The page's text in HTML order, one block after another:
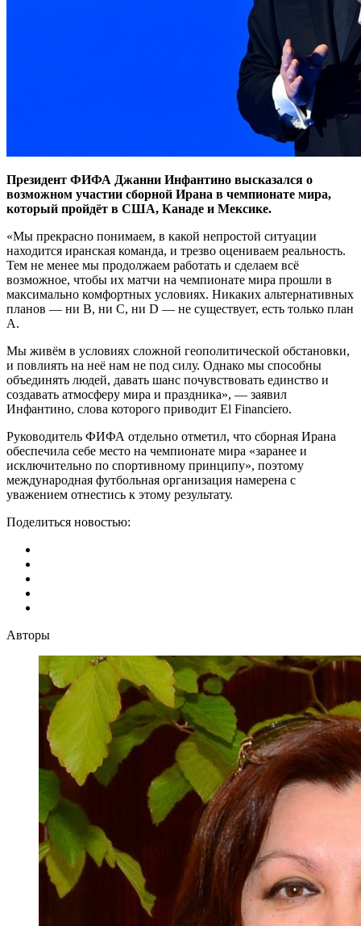
Президент ФИФА Джанни Инфантино высказался о
возможном участии сборной Ирана в чемпионате мира,
который пройдёт в США, Канаде и Мексике.
«Мы прекрасно понимаем, в какой непростой ситуации
находится иранская команда, и трезво оцениваем реальность.
Тем не менее мы продолжаем работать и сделаем всё
возможное, чтобы их матчи на чемпионате мира прошли в
максимально комфортных условиях. Никаких альтернативных
планов — ни B, ни C, ни D — не существует, есть только план
A.
Мы живём в условиях сложной геополитической обстановки,
и повлиять на неё нам не под силу. Однако мы способны
объединять людей, давать шанс почувствовать единство и
создавать атмосферу мира и праздника», — заявил
Инфантино, слова которого приводит El Financiero.
Руководитель ФИФА отдельно отметил, что сборная Ирана
обеспечила себе место на чемпионате мира «заранее и
исключительно по спортивному принципу», поэтому
международная футбольная организация намерена с
уважением отнестись к этому результату.
Поделиться новостью:
Авторы